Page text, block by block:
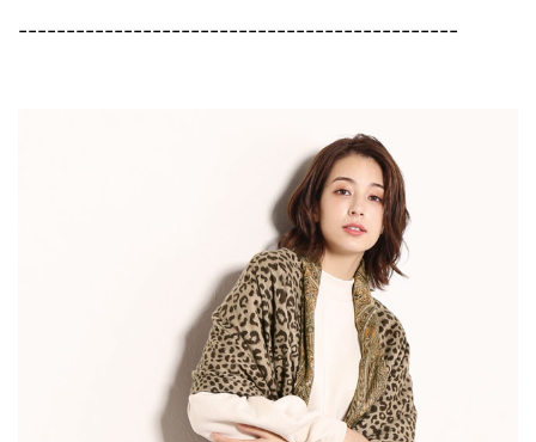
----------------------------------------------